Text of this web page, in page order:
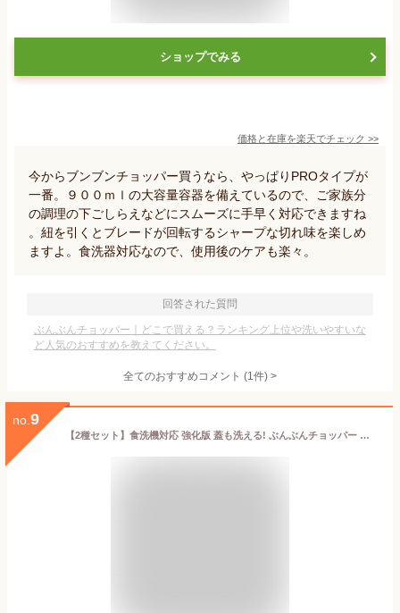
ショップでみる
価格と在庫を楽天でチェック >>
今からブンブンチョッパー買うなら、やっぱりPROタイプが
一番。９００ｍｌの大容量容器を備えているので、ご家族分
の調理の下ごしらえなどにスムーズに手早く対応できますね
。紐を引くとブレードが回転するシャープな切れ味を楽しめ
ますよ。食洗器対応なので、使用後のケアも楽々。
回答された質問
ぶんぶんチョッパー｜どこで買える？ランキング上位や洗いやすいな
ど人気のおすすめを教えてください。
全てのおすすめコメント (1件) >
no. 9
【2種セット】食洗機対応 強化版 蓋も洗える! ぶんぶんチョッパー スーパー5 + ぶーぶーチョッパー 5枚刃 大容量 900ml トライタン ミニ 190ml ふたも洗える スライサー みじん切り 手動 フードプロセッサー みじん切り器 フードチョッパー